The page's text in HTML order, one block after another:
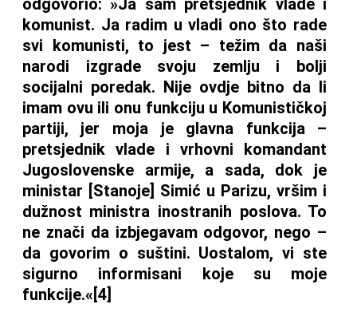
komunist. Ja radim u vladi ono što rade
svi komunisti, to jest – težim da naši
narodi izgrade svoju zemlju i bolji
socijalni poredak. Nije ovdje bitno da li
imam ovu ili onu funkciju u Komunističkoj
partiji, jer moja je glavna funkcija –
pretsjednik vlade i vrhovni komandant
Jugoslovenske armije, a sada, dok je
ministar [Stanoje] Simić u Parizu, vršim i
dužnost ministra inostranih poslova. To
ne znači da izbjegavam odgovor, nego –
da govorim o suštini. Uostalom, vi ste
sigurno informisani koje su moje
funkcije.«[4]